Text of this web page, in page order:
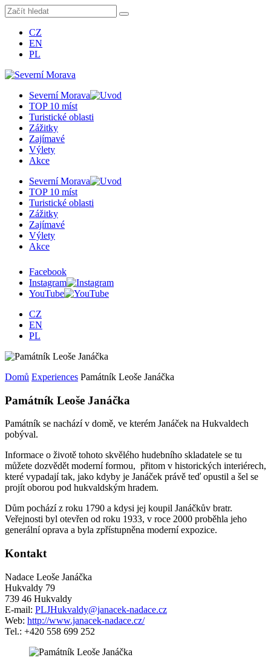
CZ
EN
PL
Severní Morava
TOP 10 míst
Turistické oblasti
Zážitky
Zajímavé
Výlety
Akce
Severní Morava
TOP 10 míst
Turistické oblasti
Zážitky
Zajímavé
Výlety
Akce
Facebook
Instagram
YouTube
CZ
EN
PL
Domů Experiences Památník Leoše Janáčka
Památník Leoše Janáčka
Památník se nachází v domě, ve kterém Janáček na Hukvaldech
pobýval.
Informace o životě tohoto skvělého hudebního skladatele se tu
můžete dozvědět moderní formou, přitom v historických interiérech,
které vypadají tak, jako kdyby je Janáček právě teď opustil a šel se
projít oborou pod hukvaldským hradem.
Dům pochází z roku 1790 a kdysi jej koupil Janáčkův bratr.
Veřejnosti byl otevřen od roku 1933, v roce 2000 proběhla jeho
generální oprava a byla zpřístupněna moderní expozice.
Kontakt
Nadace Leoše Janáčka
Hukvaldy 79
739 46 Hukvaldy
E-mail: PLJHukvaldy@janacek-nadace.cz
Web: http://www.janacek-nadace.cz/
Tel.: +420 558 699 252